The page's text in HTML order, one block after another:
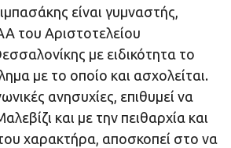
είναι γυμναστής,
του Αριστοτελείου
με ειδικότητα το
με το οποίο και ασχολείται.
ανησυχίες, επιθυμεί να
και με την πειθαρχία και
χαρακτήρα, αποσκοπεί στο να